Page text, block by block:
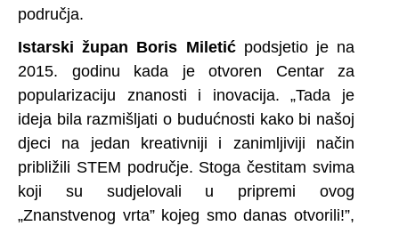
područja.
Istarski župan Boris Miletić podsjetio je na
2015. godinu kada je otvoren Centar za
popularizaciju znanosti i inovacija. „Tada je
ideja bila razmišljati o budućnosti kako bi našoj
djeci na jedan kreativniji i zanimljiviji način
približili STEM područje. Stoga čestitam svima
koji su sudjelovali u pripremi ovog
„Znanstvenog vrta” kojeg smo danas otvorili!”,